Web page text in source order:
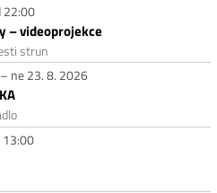
22:00
– videoprojekce
strun
ne 23. 8. 2026
13:00